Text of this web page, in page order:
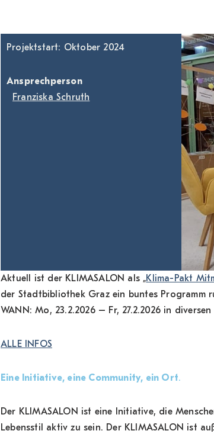
Projektstart: Oktober 2024
Ansprechperson
Franziska Schruth
Aktuell ist der KLIMASALON als „Klima-Pakt
der Stadtbibliothek Graz ein buntes Programm
WANN: Mo, 23.2.2026 – Fr, 27.2.2026 in
ALLE INFOS
Eine Initiative, eine Community, ein Ort.
Der KLIMASALON ist eine Initiative, die
Lebensstil aktiv zu sein. Der KLIMASALON ist